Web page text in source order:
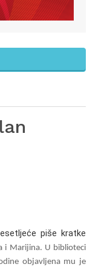
piše kratke
i Marijina. U biblioteci
objavljena mu je